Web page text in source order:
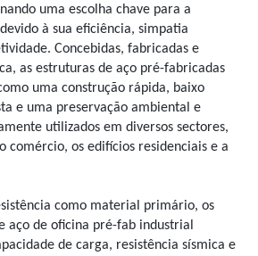
uma escolha chave para a
à sua eficiência, simpatia
Concebidas, fabricadas e
as estruturas de aço pré-fabricadas
uma construção rápida, baixo
e uma preservação ambiental e
utilizados em diversos sectores,
comércio, os edifícios residenciais e a
como material primário, os
aço de oficina pré-fab industrial
de carga, resistência sísmica e